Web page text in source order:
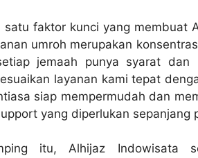
satu faktor kunci yang membuat
umroh merupakan
jemaah punya syarat
layanan kami tepat
siap mempermudah dan
yang diperlukan sepanjang
itu, Alhijaz Indowisata